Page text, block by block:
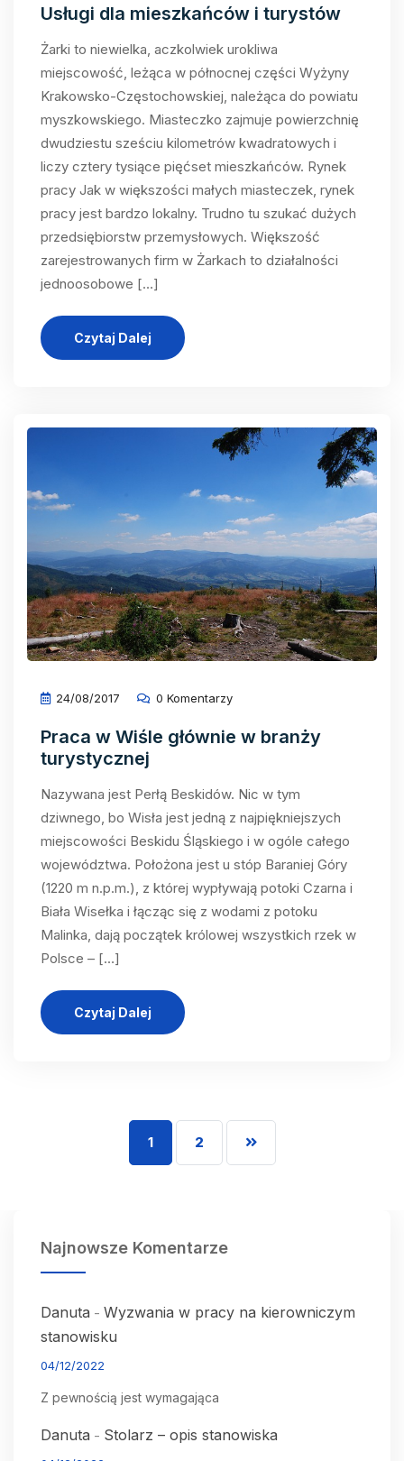
Usługi dla mieszkańców i turystów
Żarki to niewielka, aczkolwiek urokliwa
miejscowość, leżąca w północnej części Wyżyny
Krakowsko-Częstochowskiej, należąca do powiatu
myszkowskiego. Miasteczko zajmuje powierzchnię
dwudziestu sześciu kilometrów kwadratowych i
liczy cztery tysiące pięćset mieszkańców. Rynek
pracy Jak w większości małych miasteczek, rynek
pracy jest bardzo lokalny. Trudno tu szukać dużych
przedsiębiorstw przemysłowych. Większość
zarejestrowanych firm w Żarkach to działalności
jednoosobowe […]
Czytaj Dalej
24/08/2017 0 Komentarzy
Praca w Wiśle głównie w branży
turystycznej
Nazywana jest Perłą Beskidów. Nic w tym
dziwnego, bo Wisła jest jedną z najpiękniejszych
miejscowości Beskidu Śląskiego i w ogóle całego
województwa. Położona jest u stóp Baraniej Góry
(1220 m n.p.m.), z której wypływają potoki Czarna i
Biała Wisełka i łącząc się z wodami z potoku
Malinka, dają początek królowej wszystkich rzek w
Polsce – […]
Czytaj Dalej
1 2
Najnowsze Komentarze
Danuta - Wyzwania w pracy na kierowniczym
stanowisku
04/12/2022
Z pewnością jest wymagająca
Danuta - Stolarz – opis stanowiska